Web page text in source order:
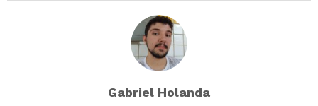
Gabriel Holanda